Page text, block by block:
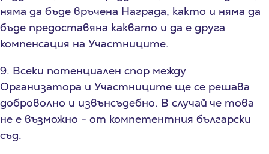
няма да бъде връчена Награда, както и няма да
бъде предоставяна каквато и да е друга
компенсация на Участниците.
9. Всеки потенциален спор между
Организатора и Участниците ще се решава
доброволно и извънсъдебно. В случай че това
не е възможно - от компетентния български
съд.